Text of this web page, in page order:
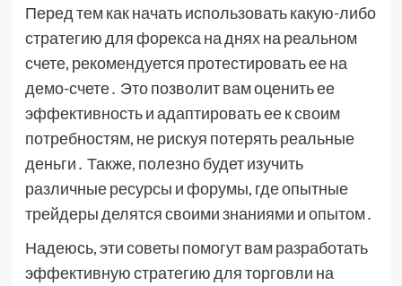
Перед тем как начать использовать какую-либо
стратегию для форекса на днях на реальном
счете, рекомендуется протестировать ее на
демо-счете․ Это позволит вам оценить ее
эффективность и адаптировать ее к своим
потребностям, не рискуя потерять реальные
деньги․ Также, полезно будет изучить
различные ресурсы и форумы, где опытные
трейдеры делятся своими знаниями и опытом․
Надеюсь, эти советы помогут вам разработать
эффективную стратегию для торговли на